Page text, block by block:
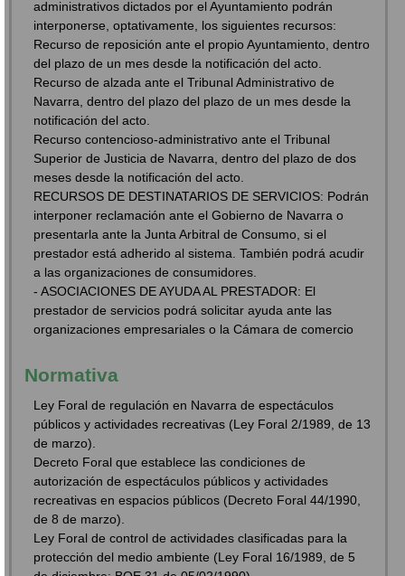
administrativos dictados por el Ayuntamiento podrán
interponerse, optativamente, los siguientes recursos:
Recurso de reposición ante el propio Ayuntamiento, dentro
del plazo de un mes desde la notificación del acto.
Recurso de alzada ante el Tribunal Administrativo de
Navarra, dentro del plazo del plazo de un mes desde la
notificación del acto.
Recurso contencioso-administrativo ante el Tribunal
Superior de Justicia de Navarra, dentro del plazo de dos
meses desde la notificación del acto.
RECURSOS DE DESTINATARIOS DE SERVICIOS: Podrán
interponer reclamación ante el Gobierno de Navarra o
presentarla ante la Junta Arbitral de Consumo, si el
prestador está adherido al sistema. También podrá acudir
a las organizaciones de consumidores.
- ASOCIACIONES DE AYUDA AL PRESTADOR: El
prestador de servicios podrá solicitar ayuda ante las
organizaciones empresariales o la Cámara de comercio
Normativa
Ley Foral de regulación en Navarra de espectáculos
públicos y actividades recreativas (Ley Foral 2/1989, de 13
de marzo).
Decreto Foral que establece las condiciones de
autorización de espectáculos públicos y actividades
recreativas en espacios públicos (Decreto Foral 44/1990,
de 8 de marzo).
Ley Foral de control de actividades clasificadas para la
protección del medio ambiente (Ley Foral 16/1989, de 5